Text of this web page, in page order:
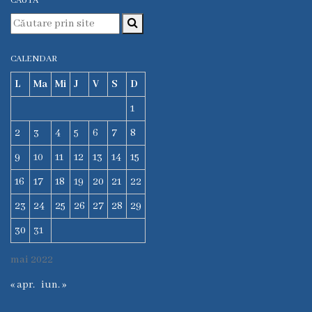
Laboratorul
Centralizat
Transparență
Legislație
Hotărâri
de
Guvern
Ordine
Dispoziții
CALENDAR
mai 2022
L Ma Mi J V S
D
1
2
3 4 5 6 7
8
9
10 11 12 13 14
15
16
17 18 19 20 21
22
23
24 25 26 27 28
29
30
31
« apr. iun. »